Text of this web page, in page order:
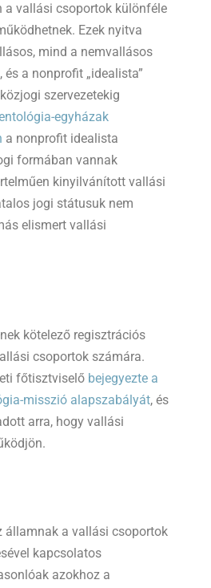
a vallási csoportok különféle
Ezek nyitva
mind a nemvallásos
és a nonprofit „idealista”
szervezetekig
egyházak
a nonprofit idealista
formában vannak
kinyilvánított vallási
jogi státusuk nem
elismert vallási
kötelező regisztrációs
csoportok számára.
főtisztviselő bejegyezte a
misszió alapszabályát, és
arra, hogy vallási
államnak a vallási csoportok
kapcsolatos
azokhoz a